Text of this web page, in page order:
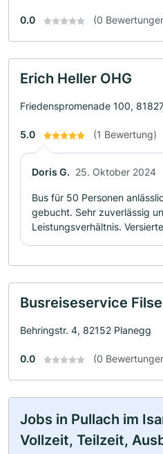
0.0 (0
Erich Heller OHG
Friedenspromenade 100,
5.0 (1 Bewertung)
Doris G. 25. Oktober 2024
Bus für 50 Personen
gebucht. Sehr zuverlässig
Leistungsverhältnis.
Busreiseservice
Behringstr. 4, 82152 Planegg
0.0 (0
Jobs in Pullach im
Vollzeit, Teilzeit,